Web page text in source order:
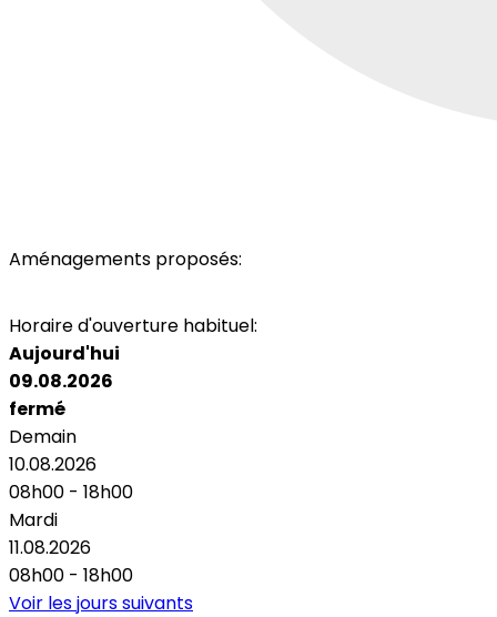
Aménagements proposés:
Horaire d'ouverture habituel:
Aujourd'hui
09.08.2026
fermé
Demain
10.08.2026
08h00 - 18h00
Mardi
11.08.2026
08h00 - 18h00
Voir les jours suivants